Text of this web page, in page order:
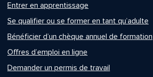
Entrer en apprentissage
Se qualifier ou se former en tant qu’adulte
Bénéficier d’un chèque annuel de formation
Offres d’emploi en ligne
Demander un permis de travail